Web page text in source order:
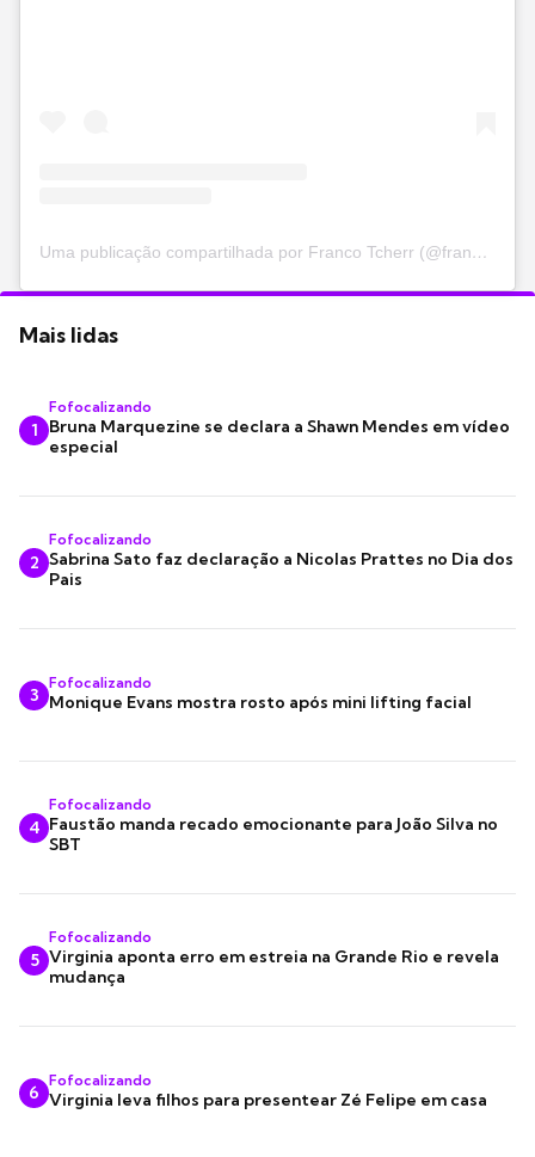
Uma publicação compartilhada por Franco Tcherr (@francotcherr)
Mais lidas
1
Fofocalizando
Bruna Marquezine se declara a Shawn Mendes em vídeo
especial
2
Fofocalizando
Sabrina Sato faz declaração a Nicolas Prattes no Dia dos
Pais
3
Fofocalizando
Monique Evans mostra rosto após mini lifting facial
4
Fofocalizando
Faustão manda recado emocionante para João Silva no
SBT
5
Fofocalizando
Virginia aponta erro em estreia na Grande Rio e revela
mudança
6
Fofocalizando
Virginia leva filhos para presentear Zé Felipe em casa